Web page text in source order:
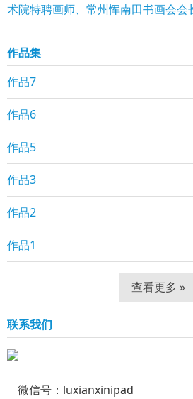
术院特聘画师、常州恽南田书画会会
作品集
作品7
作品6
作品5
作品3
作品2
作品1
查看更多 »
联系我们
微信号：luxianxinipad